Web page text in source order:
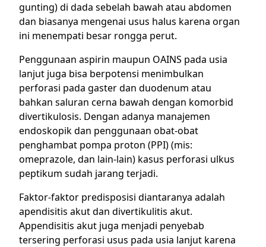
gunting) di dada sebelah bawah atau abdomen
dan biasanya mengenai usus halus karena organ
ini menempati besar rongga perut.
Penggunaan aspirin maupun OAINS pada usia
lanjut juga bisa berpotensi menimbulkan
perforasi pada gaster dan duodenum atau
bahkan saluran cerna bawah dengan komorbid
divertikulosis. Dengan adanya manajemen
endoskopik dan penggunaan obat-obat
penghambat pompa proton (PPI) (mis:
omeprazole, dan lain-lain) kasus perforasi ulkus
peptikum sudah jarang terjadi.
Faktor-faktor predisposisi diantaranya adalah
apendisitis akut dan divertikulitis akut.
Appendisitis akut juga menjadi penyebab
tersering perforasi usus pada usia lanjut karena